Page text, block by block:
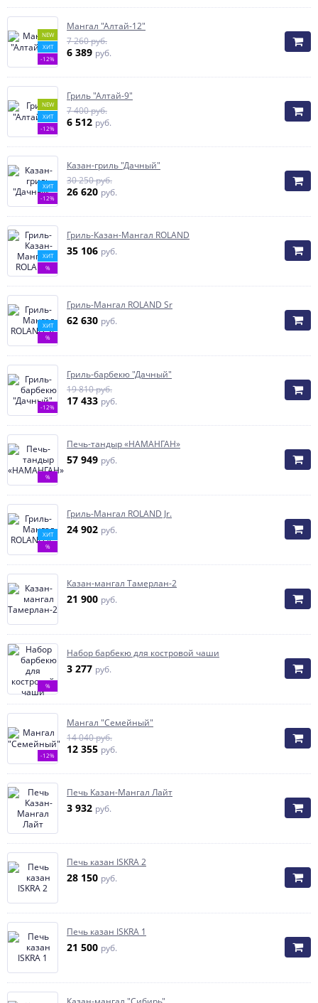
NEW
ХИТ
-12%
Мангал "Алтай-12"
7 260 руб.
6 389 руб.
NEW
ХИТ
-12%
Гриль "Алтай-9"
7 400 руб.
6 512 руб.
ХИТ
-12%
Казан-гриль "Дачный"
30 250 руб.
26 620 руб.
ХИТ
%
Гриль-Казан-Мангал ROLAND
35 106 руб.
ХИТ
%
Гриль-Мангал ROLAND Sr
62 630 руб.
-12%
Гриль-барбекю "Дачный"
19 810 руб.
17 433 руб.
%
Печь-тандыр «НАМАНГАН»
57 949 руб.
ХИТ
%
Гриль-Мангал ROLAND Jr.
24 902 руб.
Казан-мангал Тамерлан-2
21 900 руб.
%
Набор барбекю для костровой чаши
3 277 руб.
-12%
Мангал "Семейный"
14 040 руб.
12 355 руб.
Печь Казан-Мангал Лайт
3 932 руб.
Печь казан ISKRA 2
28 150 руб.
Печь казан ISKRA 1
21 500 руб.